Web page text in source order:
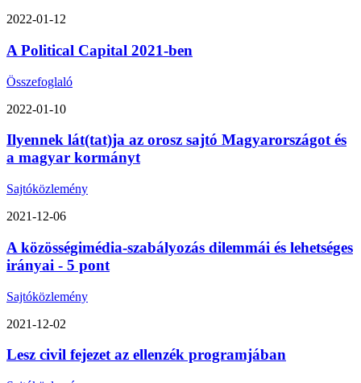
2022-01-12
A Political Capital 2021-ben
Összefoglaló
2022-01-10
Ilyennek lát(tat)ja az orosz sajtó Magyarországot és
a magyar kormányt
Sajtóközlemény
2021-12-06
A közösségimédia-szabályozás dilemmái és lehetséges
irányai - 5 pont
Sajtóközlemény
2021-12-02
Lesz civil fejezet az ellenzék programjában